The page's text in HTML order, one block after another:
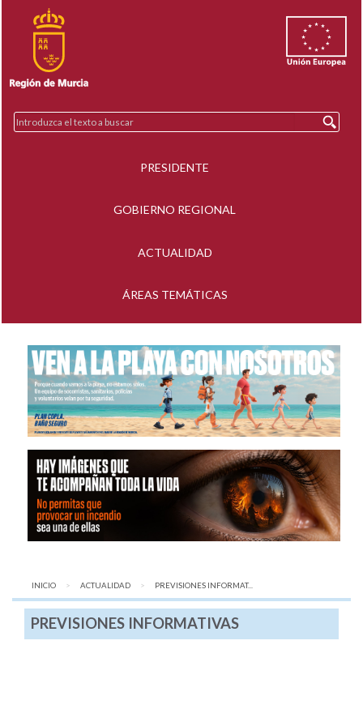
PRESIDENTE
GOBIERNO REGIONAL
ACTUALIDAD
ÁREAS TEMÁTICAS
INICIO ACTUALIDAD AQUÍ:
PREVISIONES INFORMAT...
PREVISIONES INFORMATIVAS